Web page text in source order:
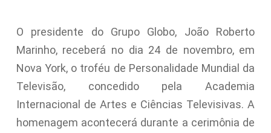
O presidente do Grupo Globo, João Roberto
Marinho, receberá no dia 24 de novembro, em
Nova York, o troféu de Personalidade Mundial da
Televisão, concedido pela Academia
Internacional de Artes e Ciências Televisivas. A
homenagem acontecerá durante a cerimônia de